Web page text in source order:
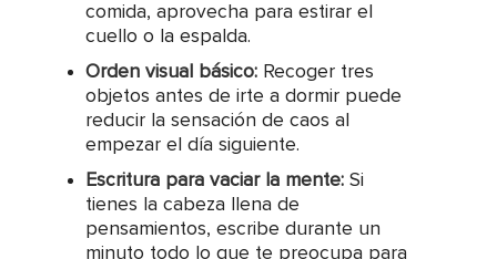
comida, aprovecha para estirar el
cuello o la espalda.
Orden visual básico: Recoger tres
objetos antes de irte a dormir puede
reducir la sensación de caos al
empezar el día siguiente.
Escritura para vaciar la mente: Si
tienes la cabeza llena de
pensamientos, escribe durante un
minuto todo lo que te preocupa para